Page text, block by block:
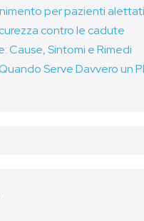
per pazienti
contro le cadute
Cause, Sintomi e Rimedi
Serve Davvero un